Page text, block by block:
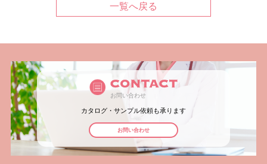
一覧へ戻る
お問い合わせ
カタログ・サンプル依頼も承ります
お問い合わせ